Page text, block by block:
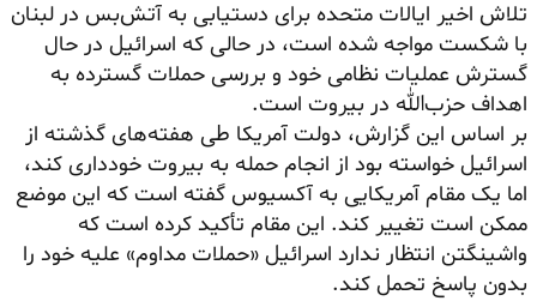
تلاش اخیر ایالات متحده برای دستیابی به آتش‌بس در لبنان
با شکست مواجه شده است، در حالی که اسرائیل در حال
گسترش عملیات نظامی خود و بررسی حملات گسترده به
اهداف حزب‌الله در بیروت است.
بر اساس این گزارش، دولت آمریکا طی هفته‌های گذشته از
اسرائیل خواسته بود از انجام حمله به بیروت خودداری کند،
اما یک مقام آمریکایی به آکسیوس گفته است که این موضع
ممکن است تغییر کند. این مقام تأکید کرده است که
واشینگتن انتظار ندارد اسرائیل «حملات مداوم» علیه خود را
بدون پاسخ تحمل کند.